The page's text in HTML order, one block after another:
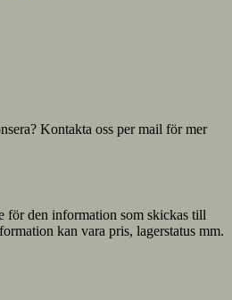
Kontakta oss per mail för mer
för den information som skickas till
kan vara pris, lagerstatus mm.